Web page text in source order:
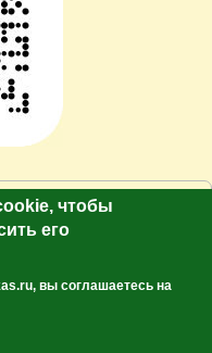
"Лукас Тур"
только с разрешения
чтобы
его
вы соглашаетесь на